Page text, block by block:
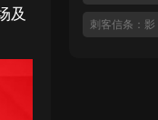
及
刺客信条：影